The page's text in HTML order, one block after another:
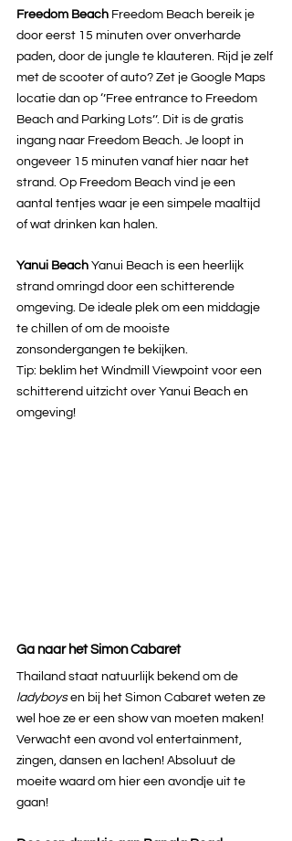
Freedom Beach Freedom Beach bereik je
door eerst 15 minuten over onverharde
paden, door de jungle te klauteren. Rijd je zelf
met de scooter of auto? Zet je Google Maps
locatie dan op ‘’Free entrance to Freedom
Beach and Parking Lots’’. Dit is de gratis
ingang naar Freedom Beach. Je loopt in
ongeveer 15 minuten vanaf hier naar het
strand. Op Freedom Beach vind je een
aantal tentjes waar je een simpele maaltijd
of wat drinken kan halen.
Yanui Beach Yanui Beach is een heerlijk
strand omringd door een schitterende
omgeving. De ideale plek om een middagje
te chillen of om de mooiste
zonsondergangen te bekijken.
Tip: beklim het Windmill Viewpoint voor een
schitterend uitzicht over Yanui Beach en
omgeving!
Ga naar het Simon Cabaret
Thailand staat natuurlijk bekend om de
ladyboys en bij het Simon Cabaret weten ze
wel hoe ze er een show van moeten maken!
Verwacht een avond vol entertainment,
zingen, dansen en lachen! Absoluut de
moeite waard om hier een avondje uit te
gaan!